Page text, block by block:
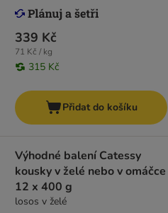
339 Kč
71 Kč / kg
315 Kč
Přidat do košíku
Výhodné balení Catessy
kousky v želé nebo v omáčce
12 x 400 g
losos v želé